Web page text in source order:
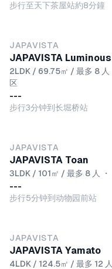
步行至天下茶屋站約8分鐘
JAPAVISTA
JAPAVISTA Luminous
2LDK / 69.75㎡ / 最多 8 人
区
---
步行3分钟到长堀桥站
JAPAVISTA
JAPAVISTA Toan
3LDK / 101㎡ / 最多 8 人 ・
---
步行5分钟到动物园前站
JAPAVISTA
JAPAVISTA Yamato
4LDK / 124.5㎡ / 最多 12 人